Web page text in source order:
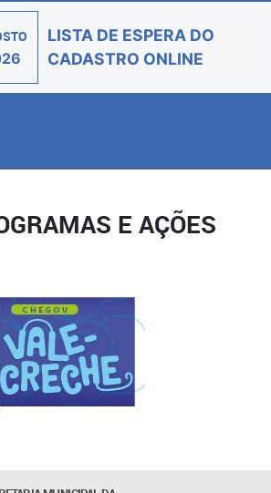
LISTA DE ESPERA DO
CADASTRO ONLINE
E AÇÕES